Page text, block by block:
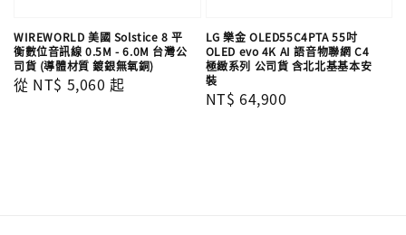
WIREWORLD 美國 Solstice 8 平
衡數位音訊線 0.5M - 6.0M 台灣公
司貨 (導體材質 鍍銀無氧銅)
Regular
從 NT$ 5,060 起
LG 樂金 OLED55C4PTA 55吋
OLED evo 4K AI 語音物聯網 C4
極緻系列 公司貨 含北北基基本安
裝
Regular
NT$ 64,900